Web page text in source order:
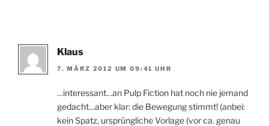
Klaus
7. MÄRZ 2012 UM 09:41 UHR
…interessant…an Pulp Fiction hat noch nie jemand
gedacht…aber klar: die Bewegung stimmt! (anbei:
kein Spatz, ursprüngliche Vorlage (vor ca. genau